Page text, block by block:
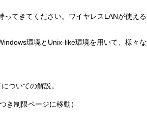
てきてください。ワイヤレスLANが使え
環境とUnix-like環境を用いて、様々
ついての解説。
き制限ページに移動）